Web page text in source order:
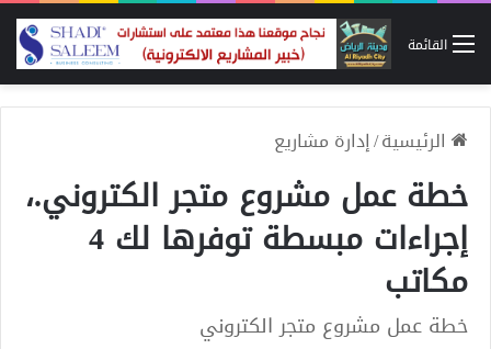
القائمة
الرئيسية/إدارة مشاريع
خطة عمل مشروع متجر الكتروني.،
إجراءات مبسطة توفرها لك 4
مكاتب
خطة عمل مشروع متجر الكتروني